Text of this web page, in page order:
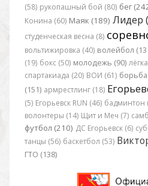
(58) рукопашный бой (80) бег
Конина (60) Маяк (189) Лидер
студенческая весна (8)
вольтижировка (40) волейбол
(19) бокс (50) молодежь (90)
спартакиада (20) ВОИ (61) борьба
(151) армрестлинг (18)
(5) Егорьевск RUN (46) бадминтон
волонтеры (14) Щит и Меч (7)
футбол (210) ДС Егорьевск (6)
танцы (56) баскетбол (53)
ГТО (138)